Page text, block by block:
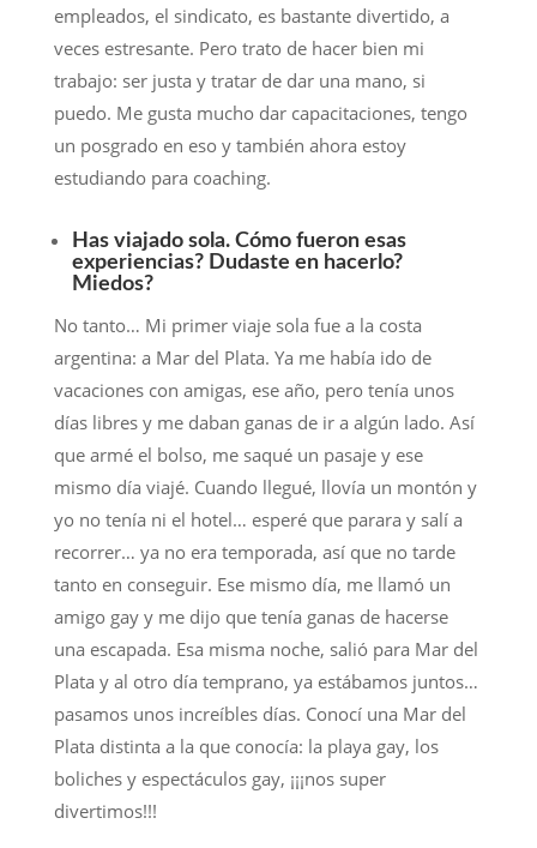
empleados, el sindicato, es bastante divertido, a
veces estresante. Pero trato de hacer bien mi
trabajo: ser justa y tratar de dar una mano, si
puedo. Me gusta mucho dar capacitaciones, tengo
un posgrado en eso y también ahora estoy
estudiando para coaching.
Has viajado sola. Cómo fueron esas
experiencias? Dudaste en hacerlo?
Miedos?
No tanto… Mi primer viaje sola fue a la costa
argentina: a Mar del Plata. Ya me había ido de
vacaciones con amigas, ese año, pero tenía unos
días libres y me daban ganas de ir a algún lado. Así
que armé el bolso, me saqué un pasaje y ese
mismo día viajé. Cuando llegué, llovía un montón y
yo no tenía ni el hotel… esperé que parara y salí a
recorrer… ya no era temporada, así que no tarde
tanto en conseguir. Ese mismo día, me llamó un
amigo gay y me dijo que tenía ganas de hacerse
una escapada. Esa misma noche, salió para Mar del
Plata y al otro día temprano, ya estábamos juntos…
pasamos unos increíbles días. Conocí una Mar del
Plata distinta a la que conocía: la playa gay, los
boliches y espectáculos gay, ¡¡¡nos super
divertimos!!!